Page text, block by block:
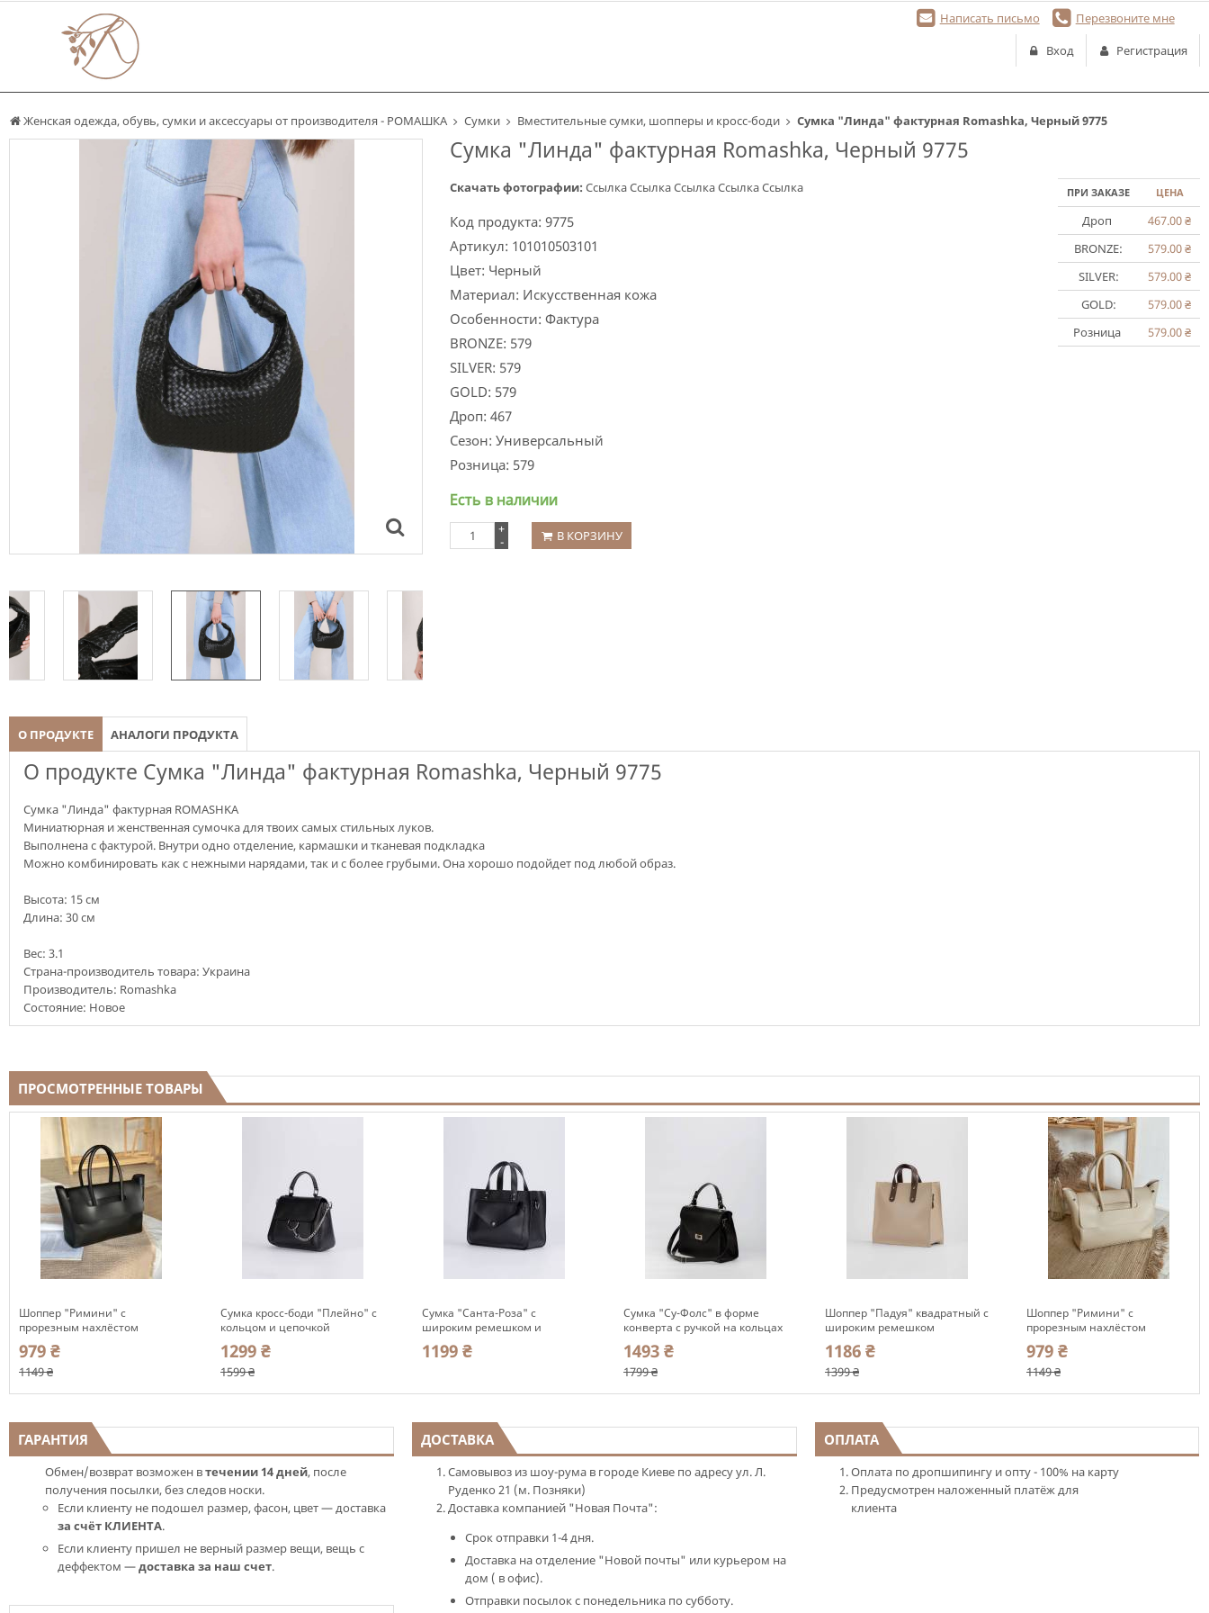
Женская одежда, обувь, сумки и аксессуары от производителя - РОМАШКА Сумки Вместительные сумки, шопперы и кросс-боди Сумка "Линда" фактурная Romashka, Черный 9775
Сумка "Линда" фактурная Romashka, Черный 9775
ПРИ ЗАКАЗЕ ЦЕНА
Дроп 467.00₴
BRONZE:
579.00₴
SILVER:
579.00₴
GOLD:
579.00₴
Розница
579.00₴
Скачать фотографии: СсылкаСсылкаСсылкаСсылкаСсылка
Код продукта: 9775
Артикул: 101010503101
Цвет: Черный
Материал: Искусственная кожа
Особенности: Фактура
BRONZE: 579
SILVER: 579
GOLD: 579
Дроп: 467
Сезон: Универсальный
Розница: 579
Есть в наличии
+
-
В КОРЗИНУ
О ПРОДУКТЕ АНАЛОГИ ПРОДУКТА
О продукте Сумка "Линда" фактурная Romashka, Черный 9775
Сумка "Линда" фактурная ROMASHKA
Миниатюрная и женственная сумочка для твоих самых стильных луков.
Выполнена с фактурой. Внутри одно отделение, кармашки и тканевая подкладка
Можно комбинировать как с нежными нарядами, так и с более грубыми. Она хорошо подойдет под любой образ.
Высота: 15 см
Длина: 30 см
Вес: 3.1
Страна-производитель товара: Украина
Производитель: Romashka
Состояние: Новое
ПРОСМОТРЕННЫЕ ТОВАРЫ
Шоппер "Римини" с
прорезным нахлёстом
прямоугольной формы
Romashka, Черный (778)
979 ₴
1149 ₴
Сумка кросс-боди "Плейно" с
кольцом и цепочкой
Romashka, Черный (1049)
1299 ₴
1599 ₴
Сумка "Санта-Роза" с
широким ремешком и
карманом Romashka, Черный
(2346)
1199 ₴
Сумка "Су-Фолс" в форме
конверта с ручкой на кольцах
Romashka, Черный (2957)
1493 ₴
1799 ₴
Шоппер "Падуя" квадратный с
широким ремешком
Romashka, Бежевый+ (3803)
1186 ₴
1399 ₴
Шоппер "Римини" с
прорезным нахлёстом
прямоугольной формы
Romashka, Бежевый (4004)
979 ₴
1149 ₴
ГАРАНТИЯ
Обмен/возврат возможен втечении 14 дней, после
получения посылки, без следов носки.
Если клиенту не подошел размер, фасон, цвет — доставка
за счёт КЛИЕНТА.
Если клиенту пришел не верный размер вещи, вещь с
деффектом —доставка за наш счет.
ДОСТАВКА
Самовывоз из шоу-рума в городе Киеве по адресу ул. Л.
Руденко 21 (м. Позняки)
Доставка компанией "Новая Почта":
Срок отправки 1-4 дня.
Доставка на отделение "Новой почты" или курьером на
дом ( в офис).
Отправки посылок с понедельника по субботу.
ОПЛАТА
Оплата по дропшипингу и опту - 100% на карту
Предусмотрен наложенный платёж для
клиента
Написать письмо Перезвоните мне
Вход Регистрация